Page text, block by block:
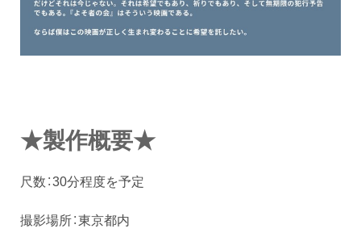
★製作概要★
尺数：30分程度を予定
撮影場所：東京都内